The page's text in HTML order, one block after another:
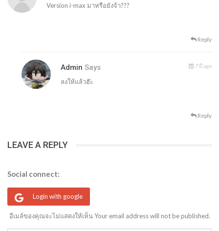
Version i-max มาหรือยังจ้า???
Reply
Admin Says 7 ปี ago
ลงให้แล้วฮ๊ะ
Reply
LEAVE A REPLY
Social connect:
Login with google
อีเมล์ของคุณจะไม่แสดงให้เห็น Your email address will not be published.